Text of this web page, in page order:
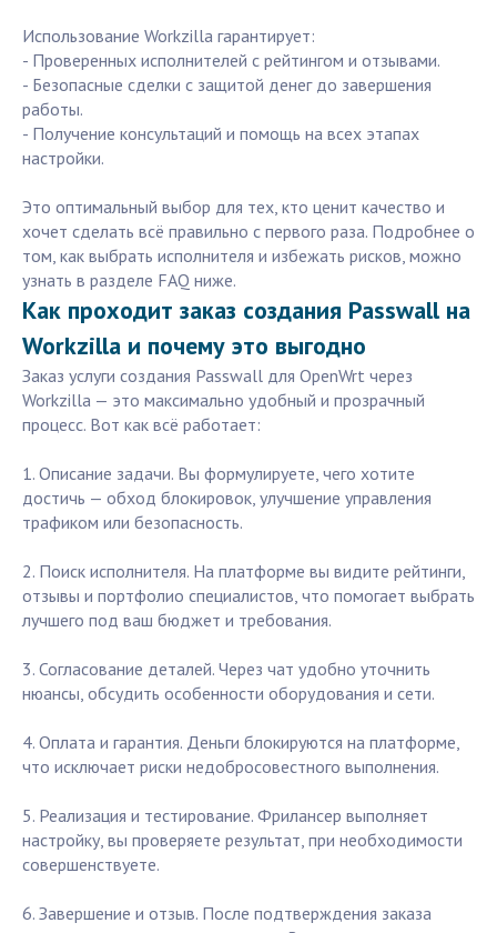
Использование Workzilla гарантирует:
- Проверенных исполнителей с рейтингом и отзывами.
- Безопасные сделки с защитой денег до завершения
работы.
- Получение консультаций и помощь на всех этапах
настройки.
Это оптимальный выбор для тех, кто ценит качество и
хочет сделать всё правильно с первого раза. Подробнее о
том, как выбрать исполнителя и избежать рисков, можно
узнать в разделе FAQ ниже.
Как проходит заказ создания Passwall на
Workzilla и почему это выгодно
Заказ услуги создания Passwall для OpenWrt через
Workzilla — это максимально удобный и прозрачный
процесс. Вот как всё работает:
1. Описание задачи. Вы формулируете, чего хотите
достичь — обход блокировок, улучшение управления
трафиком или безопасность.
2. Поиск исполнителя. На платформе вы видите рейтинги,
отзывы и портфолио специалистов, что помогает выбрать
лучшего под ваш бюджет и требования.
3. Согласование деталей. Через чат удобно уточнить
нюансы, обсудить особенности оборудования и сети.
4. Оплата и гарантия. Деньги блокируются на платформе,
что исключает риски недобросовестного выполнения.
5. Реализация и тестирование. Фрилансер выполняет
настройку, вы проверяете результат, при необходимости
совершенствуете.
6. Завершение и отзыв. После подтверждения заказа